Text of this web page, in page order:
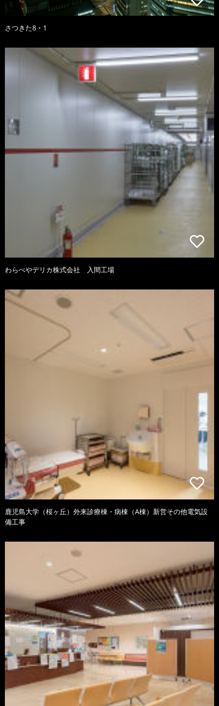
さつきた8・1
わらべやデリカ株式会社 入間工場
鹿児島大学（桜ヶ丘）外来診療棟・病棟（A棟）新営その他電気設
備工事